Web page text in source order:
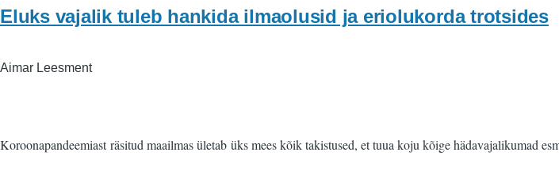
Eluks vajalik tuleb hankida ilmaolusid ja eriolukorda trotsides
Aimar Leesment
Koroonapandeemiast räsitud maailmas ületab üks mees kõik takistused, et tuua koju kõige hädavajalikumad